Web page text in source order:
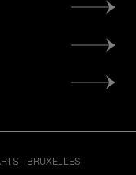
- BRUXELLES